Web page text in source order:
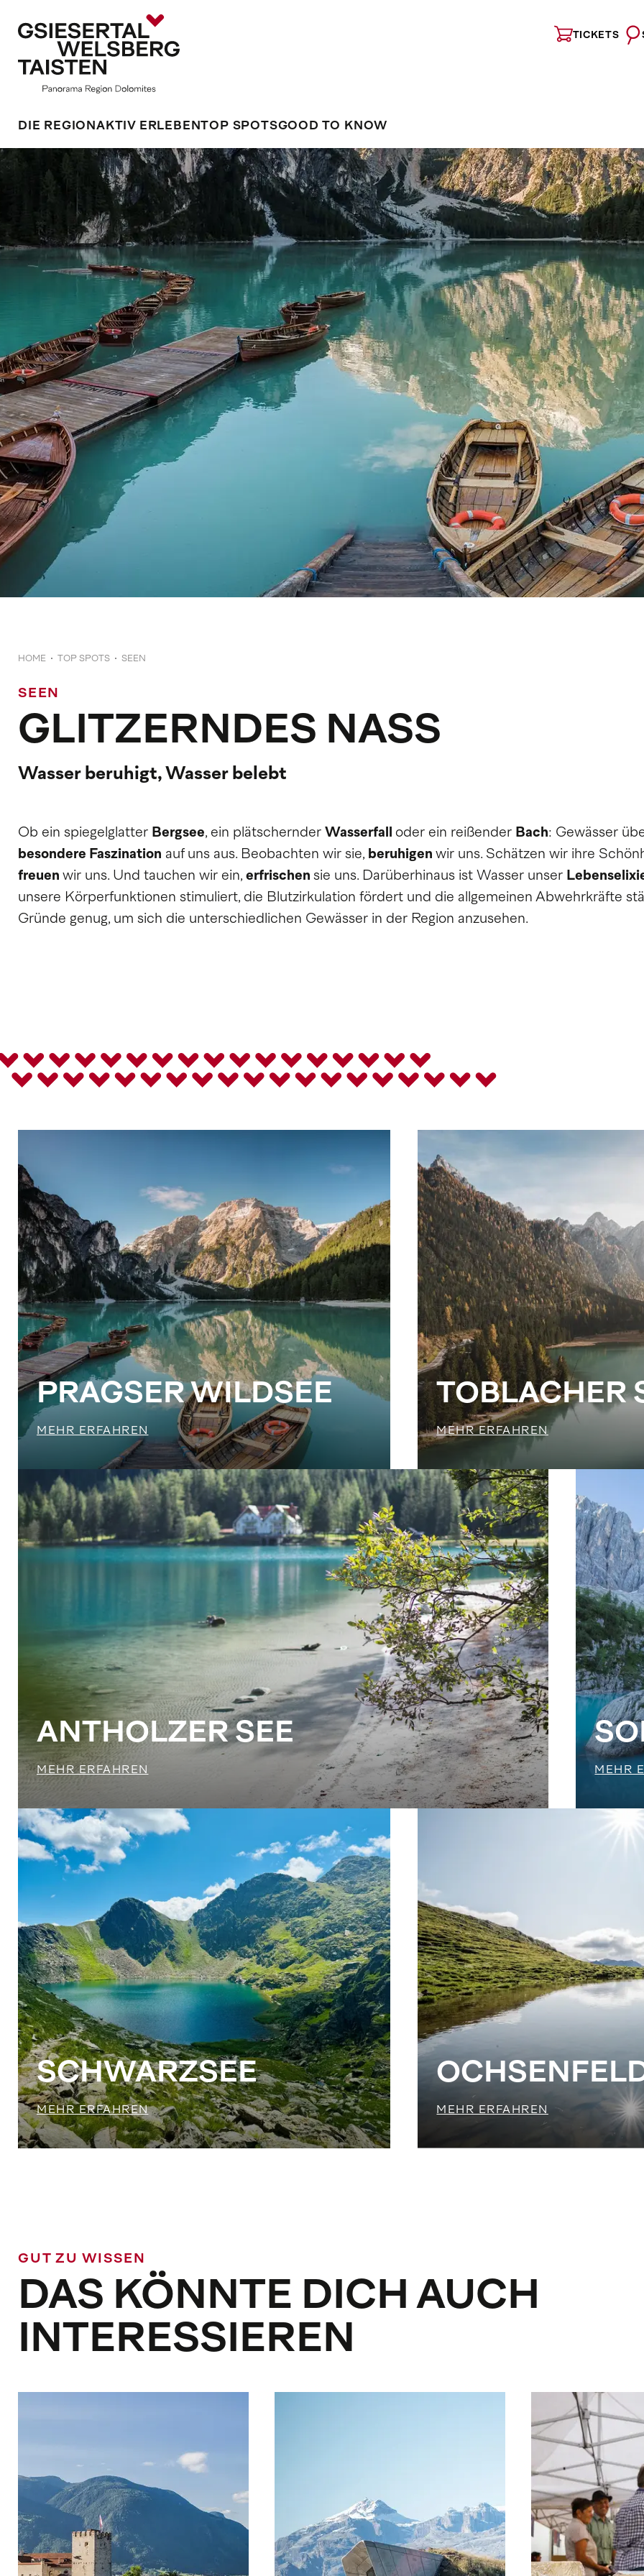
TICKETS
DIE REGION AKTIV ERLEBEN TOP SPOTSGOOD TO KNOW
HOME TOP SPOTS SEEN
SEEN
GLITZERNDES NASS
Wasser beruhigt, Wasser belebt
Ob ein spiegelglatter Bergsee, ein plätschernder Wasserfall oder ein reißender Bach: Gewässer
besondere Faszination auf uns aus. Beobachten wir sie, beruhigen wir uns. Schätzen wir ihre
freuen wir uns. Und tauchen wir ein, erfrischen sie uns. Darüberhinaus ist Wasser unser
unsere Körperfunktionen stimuliert, die Blutzirkulation fördert und die allgemeinen Abwehrkräfte
Gründe genug, um sich die unterschiedlichen Gewässer in der Region anzusehen.
PRAGSER WILDSEE
MEHR ERFAHREN
TOBLACHER
MEHR ERFAHREN
ANTHOLZER SEE
MEHR ERFAHREN MEHR
SCHWARZSEE
MEHR ERFAHREN MEHR ERFAHREN
GUT ZU WISSEN
DAS KÖNNTE DICH AUCH
INTERESSIEREN